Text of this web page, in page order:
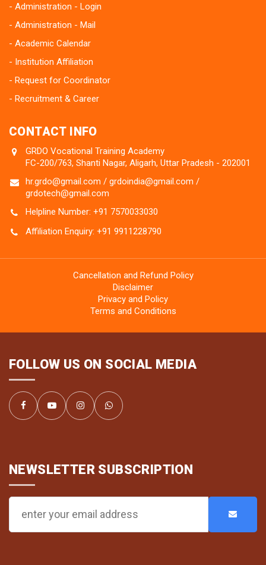
Administration - Login
Administration - Mail
Academic Calendar
Institution Affiliation
Request for Coordinator
Recruitment & Career
CONTACT INFO
GRDO Vocational Training Academy
FC-200/763, Shanti Nagar, Aligarh, Uttar Pradesh - 202001
hr.grdo@gmail.com / grdoindia@gmail.com /
grdotech@gmail.com
Helpline Number: +91 7570033030
Affiliation Enquiry: +91 9911228790
Cancellation and Refund Policy
Disclaimer
Privacy and Policy
Terms and Conditions
FOLLOW US ON SOCIAL MEDIA
NEWSLETTER SUBSCRIPTION